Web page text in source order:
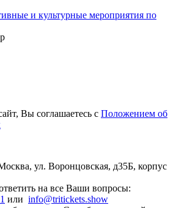
и культурные мероприятия по
Вы соглашаетесь с Положением об
ул. Воронцовская, д35Б, корпус
на все Ваши вопросы:
или info@tritickets.show